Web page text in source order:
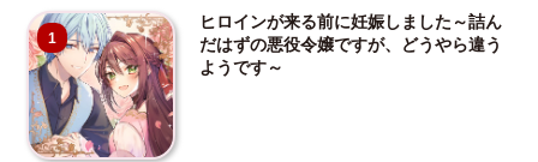
1
ヒロインが来る前に妊娠しました～詰ん
だはずの悪役令嬢ですが、どうやら違う
ようです～